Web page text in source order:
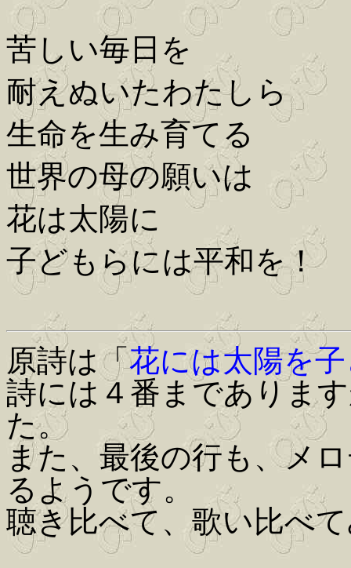
苦しい毎日を
耐えぬいたわたしら
生命を生み育てる
世界の母の願いは
花は太陽に
子どもらには平和を！
原詩は「花には太陽を
詩には４番までありま
た。
また、最後の行も、メ
るようです。
聴き比べて、歌い比べ